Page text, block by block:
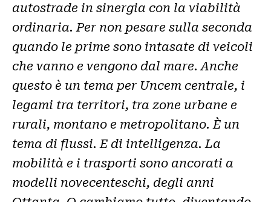
autostrade in sinergia con la viabilità
ordinaria. Per non pesare sulla seconda
quando le prime sono intasate di veicoli
che vanno e vengono dal mare. Anche
questo è un tema per Uncem centrale, i
legami tra territori, tra zone urbane e
rurali, montano e metropolitano. È un
tema di flussi. E di intelligenza. La
mobilità e i trasporti sono ancorati a
modelli novecenteschi, degli anni